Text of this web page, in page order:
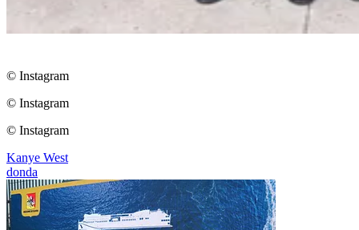
© Instagram
© Instagram
© Instagram
Kanye West
donda